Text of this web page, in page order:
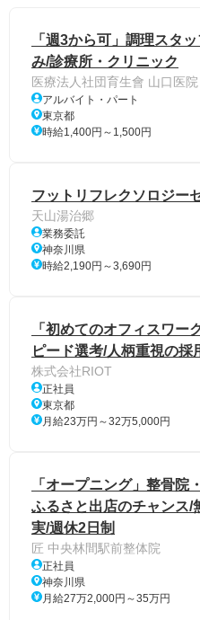
「週3から可」調理スタ
み/診療所・クリニック
医療法人社団育生會 山口医院
アルバイト・パート
東京都
時給1,400円～1,500円
フットリフレクソロジー
天山湯治郷
業務委託
神奈川県
時給2,190円～3,690円
「初めてのオフィスワー
ピード選考/人柄重視の採
株式会社RIOT
正社員
東京都
月給23万円～32万5,000円
「オープニング」整骨院
ふるさと出店のチャンス/
実/週休2日制
匠 中央林間駅前整体院
正社員
神奈川県
月給27万2,000円～35万円